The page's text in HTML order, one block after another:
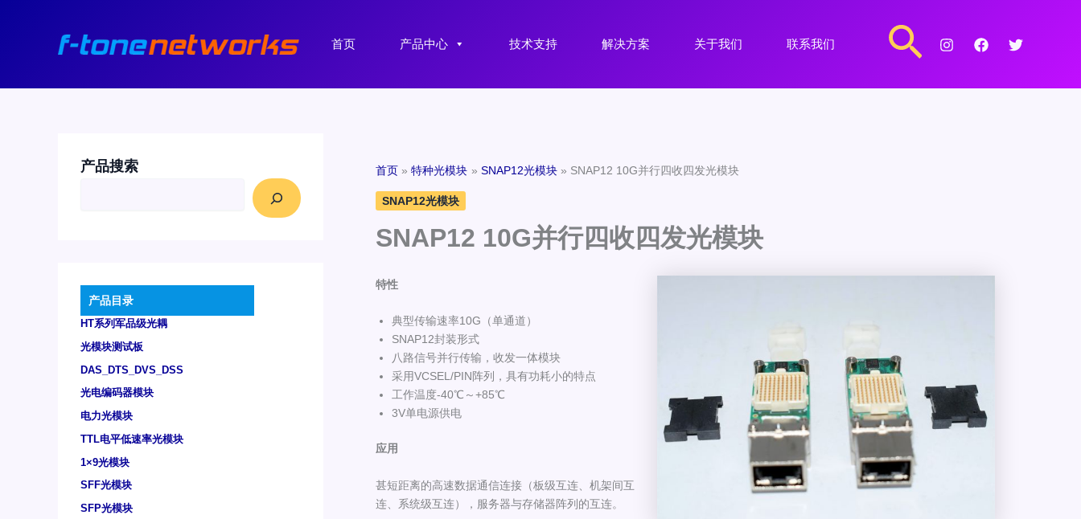
首页 产品中心 技术支持 解决方案 关于我们 联系我们
搜
索
产品搜索
产品目录
HT系列军品级光耦
光模块测试板
DAS_DTS_DVS_DSS
光电编码器模块
电力光模块
TTL电平低速率光模块
1×9光模块
SFF光模块
SFP光模块
首页 特种光模块 SNAP12光模块 SNAP12 10G并行四收四发光模块
SNAP12光模块
SNAP12 10G并行四收四发光模块
特性
典型传输速率10G（单通道）
SNAP12封装形式
八路信号并行传输，收发一体模块
采用VCSEL/PIN阵列，具有功耗小的特点
工作温度-40℃～+85℃
3V单电源供电
应用
甚短距离的高速数据通信连接（板级互连、机架间互
连、系统级互连），服务器与存储器阵列的互连。